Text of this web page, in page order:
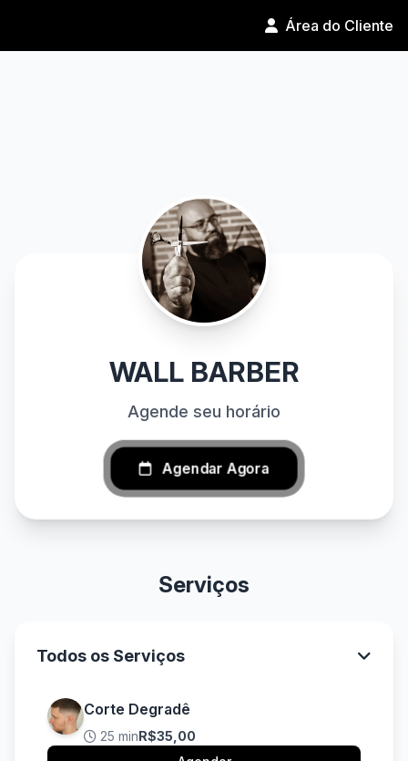
Área do Cliente
WALL BARBER
Agende seu horário
Agendar Agora
Serviços
Todos os Serviços
Corte Degradê
25 minR$35,00